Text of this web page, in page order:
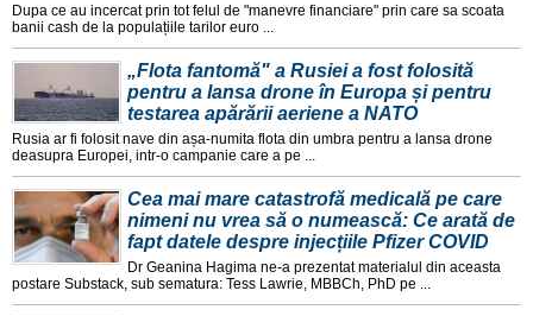
Dupa ce au incercat prin tot felul de "manevre financiare" prin care sa scoata
banii cash de la populațiile tarilor euro ...
„Flota fantomă" a Rusiei a fost folosită
pentru a lansa drone în Europa și pentru
testarea apărării aeriene a NATO
Rusia ar fi folosit nave din așa-numita flota din umbra pentru a lansa drone
deasupra Europei, intr-o campanie care a pe ...
Cea mai mare catastrofă medicală pe care
nimeni nu vrea să o numească: Ce arată de
fapt datele despre injecțiile Pfizer COVID
Dr Geanina Hagima ne-a prezentat materialul din aceasta
postare Substack, sub sematura: Tess Lawrie, MBBCh, PhD pe ...